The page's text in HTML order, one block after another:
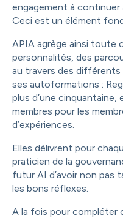
engagement à
Ceci est un élément
APIA agrège ainsi toute
personnalités, des
au travers des
ses autoformations :
plus d’une cinquantaine,
membres pour les
d’expériences.
Elles délivrent pour
praticien de la
futur AI d’avoir non pas
les bons réflexes.
A la fois pour compléter